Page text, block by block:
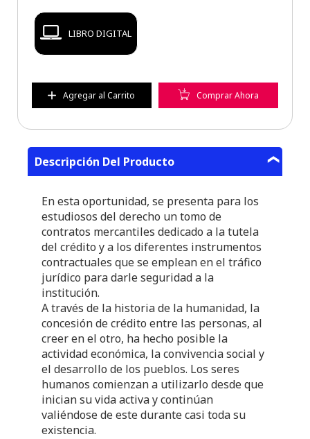
LIBRO DIGITAL
Agregar al Carrito Comprar Ahora
Descripción Del Producto
En esta oportunidad, se presenta para los
estudiosos del derecho un tomo de
contratos mercantiles dedicado a la tutela
del crédito y a los diferentes instrumentos
contractuales que se emplean en el tráfico
jurídico para darle seguridad a la
institución.
A través de la historia de la humanidad, la
concesión de crédito entre las personas, al
creer en el otro, ha hecho posible la
actividad económica, la convivencia social y
el desarrollo de los pueblos. Los seres
humanos comienzan a utilizarlo desde que
inician su vida activa y continúan
valiéndose de este durante casi toda su
existencia.